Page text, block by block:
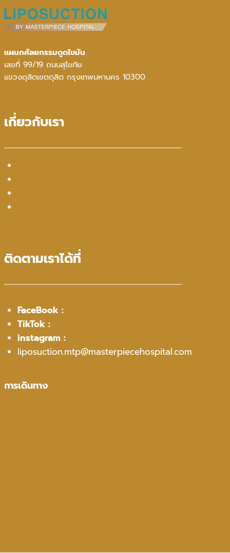
แผนกศัลยกรรมดูดไขมัน
เลขที่ 99/19 ถนนสุโขทัย
แขวงดุสิตเขตดุสิต กรุงเทพมหานคร 10300
เกี่ยวกับเรา
ติดตามเราได้ที่
FaceBook :
TikTok :
instagram :lipomasterpiece.official
liposuction.mtp@masterpiecehospital.com
การเดินทาง